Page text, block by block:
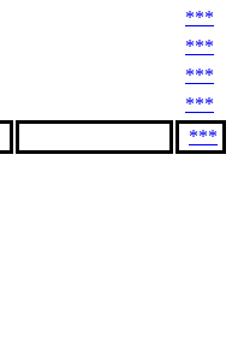
***
***
***
***
***